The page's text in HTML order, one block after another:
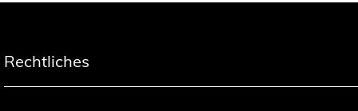
Rechtliches